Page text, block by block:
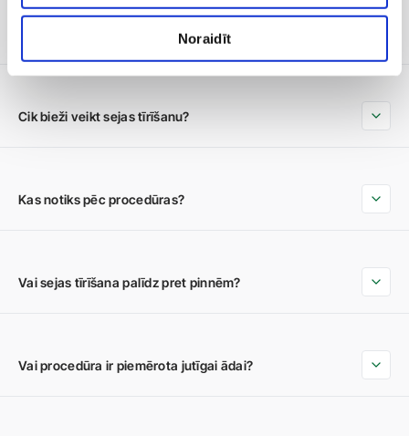
Noraidīt
Vai sejas tīrīšana ir sāpīga?
Cik bieži veikt sejas tīrīšanu?
Kas notiks pēc procedūras?
Vai sejas tīrīšana palīdz pret pinnēm?
Vai procedūra ir piemērota jutīgai ādai?